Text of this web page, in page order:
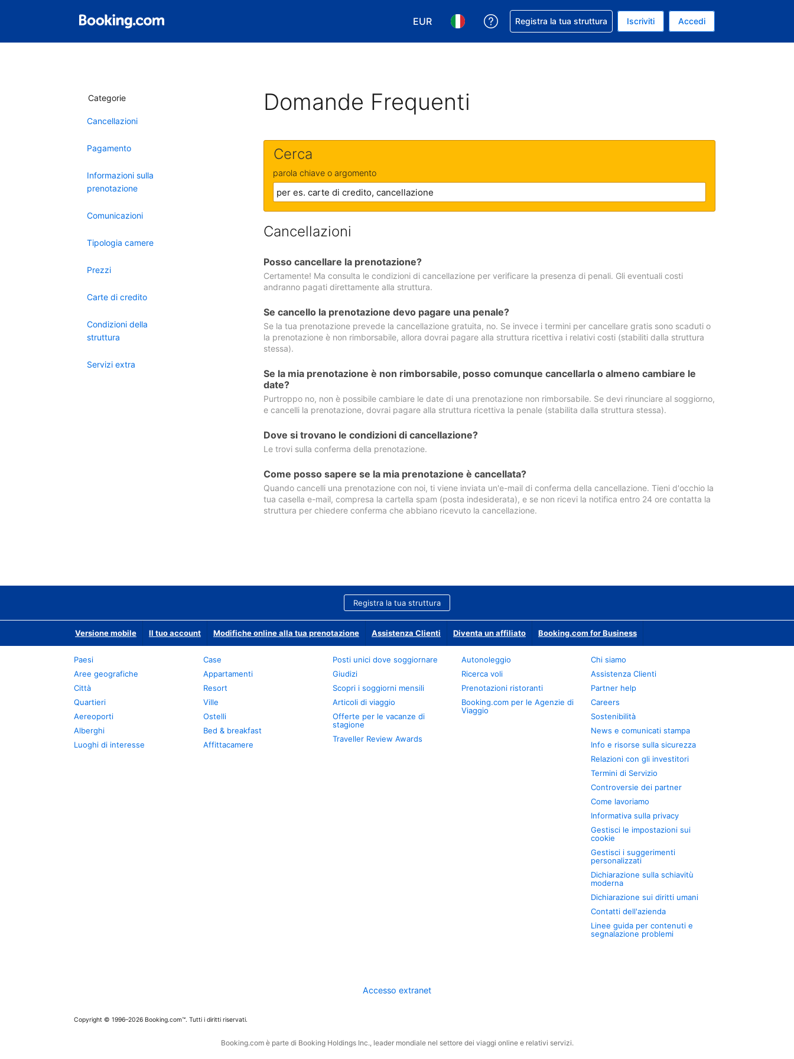
EUR
Scegli la tua valuta. Valuta attuale: Euro
Scegli la tua lingua. Lingua attuale: Italiano
Ricevi aiuto con la prenotazione
Registra la tua struttura Iscriviti Accedi
Categorie
Cancellazioni
Pagamento
Informazioni sulla
prenotazione
Comunicazioni
Tipologia camere
Prezzi
Carte di credito
Condizioni della
struttura
Servizi extra
Domande Frequenti
Cerca
parola chiave o argomento
Cancellazioni
Posso cancellare la prenotazione?
Certamente! Ma consulta le condizioni di cancellazione per verificare la presenza di penali. Gli eventuali costi
andranno pagati direttamente alla struttura.
Se cancello la prenotazione devo pagare una penale?
Se la tua prenotazione prevede la cancellazione gratuita, no. Se invece i termini per cancellare gratis sono scaduti o
la prenotazione è non rimborsabile, allora dovrai pagare alla struttura ricettiva i relativi costi (stabiliti dalla struttura
stessa).
Se la mia prenotazione è non rimborsabile, posso comunque cancellarla o almeno cambiare le
date?
Purtroppo no, non è possibile cambiare le date di una prenotazione non rimborsabile. Se devi rinunciare al soggiorno,
e cancelli la prenotazione, dovrai pagare alla struttura ricettiva la penale (stabilita dalla struttura stessa).
Dove si trovano le condizioni di cancellazione?
Le trovi sulla conferma della prenotazione.
Come posso sapere se la mia prenotazione è cancellata?
Quando cancelli una prenotazione con noi, ti viene inviata un'e-mail di conferma della cancellazione. Tieni d'occhio la
tua casella e-mail, compresa la cartella spam (posta indesiderata), e se non ricevi la notifica entro 24 ore contatta la
struttura per chiedere conferma che abbiano ricevuto la cancellazione.
Registra la tua struttura
Versione mobile Il tuo account Modifiche online alla tua prenotazione Assistenza Clienti Diventa un affiliato Booking.com for Business
Paesi
Aree geografiche
Città
Quartieri
Aereoporti
Alberghi
Luoghi di interesse
Case
Appartamenti
Resort
Ville
Ostelli
Bed & breakfast
Affittacamere
Posti unici dove soggiornare
Giudizi
Scopri i soggiorni mensili
Articoli di viaggio
Offerte per le vacanze di
stagione
Traveller Review Awards
Autonoleggio
Ricerca voli
Prenotazioni ristoranti
Booking.com per le Agenzie di
Viaggio
Chi siamo
Assistenza Clienti
Partner help
Careers
Sostenibilità
News e comunicati stampa
Info e risorse sulla sicurezza
Relazioni con gli investitori
Termini di Servizio
Controversie dei partner
Come lavoriamo
Informativa sulla privacy
Gestisci le impostazioni sui
cookie
Gestisci i suggerimenti
personalizzati
Dichiarazione sulla schiavitù
moderna
Dichiarazione sui diritti umani
Contatti dell'azienda
Linee guida per contenuti e
segnalazione problemi
Accesso extranet
Copyright © 1996–2026 Booking.com™. Tutti i diritti riservati.
Booking.com è parte di Booking Holdings Inc., leader mondiale nel settore dei viaggi online e relativi servizi.